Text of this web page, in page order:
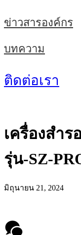
ข่าวสารองค์กร
บทความ
ติดต่อเรา
เครื่องสำร
รุ่น-SZ-
มิถุนายน 21, 2024